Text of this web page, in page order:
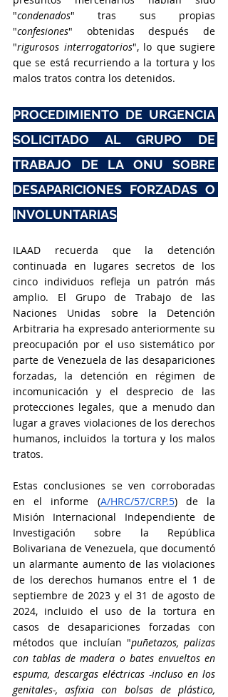
"condenados" tras sus propias
"confesiones" obtenidas después de
"rigurosos interrogatorios", lo que sugiere
que se está recurriendo a la tortura y los
malos tratos contra los detenidos.
PROCEDIMIENTO DE URGENCIA
SOLICITADO AL GRUPO DE
TRABAJO DE LA ONU SOBRE
DESAPARICIONES FORZADAS O
INVOLUNTARIAS
ILAAD recuerda que la detención
continuada en lugares secretos de los
cinco individuos refleja un patrón más
amplio. El Grupo de Trabajo de las
Naciones Unidas sobre la Detención
Arbitraria ha expresado anteriormente su
preocupación por el uso sistemático por
parte de Venezuela de las desapariciones
forzadas, la detención en régimen de
incomunicación y el desprecio de las
protecciones legales, que a menudo dan
lugar a graves violaciones de los derechos
humanos, incluidos la tortura y los malos
tratos.
Estas conclusiones se ven corroboradas
en el informe (A/HRC/57/CRP.5) de la
Misión Internacional Independiente de
Investigación sobre la República
Bolivariana de Venezuela, que documentó
un alarmante aumento de las violaciones
de los derechos humanos entre el 1 de
septiembre de 2023 y el 31 de agosto de
2024, incluido el uso de la tortura en
casos de desapariciones forzadas con
métodos que incluían "puñetazos, palizas
con tablas de madera o bates envueltos en
espuma, descargas eléctricas -incluso en los
genitales-, asfixia con bolsas de plástico,